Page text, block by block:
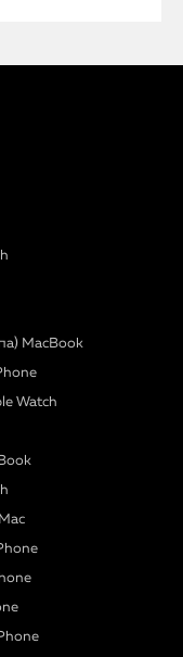
MacBook
Watch